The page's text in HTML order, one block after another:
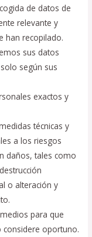
de datos de
relevante y
han recopilado.
sus datos
según sus
exactos y
técnicas y
a los riesgos
daños, tales como
o alteración y
para que
considere oportuno.